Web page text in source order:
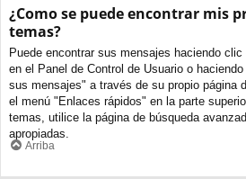
¿Como se puede encontrar mis
temas?
Puede encontrar sus mensajes haciendo
en el Panel de Control de Usuario o
sus mensajes" a través de su propio página
el menú "Enlaces rápidos" en la parte
temas, utilice la página de búsqueda
apropiadas.
Arriba